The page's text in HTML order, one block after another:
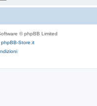
© phpBB Limited
phpBB-Store.it